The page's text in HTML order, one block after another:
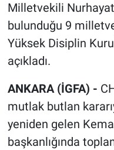
Milletvekili
bulunduğu 9
Yüksek Disiplin
açıkladı.
ANKARA (İGFA) -
mutlak butlan
yeniden gelen
başkanlığında